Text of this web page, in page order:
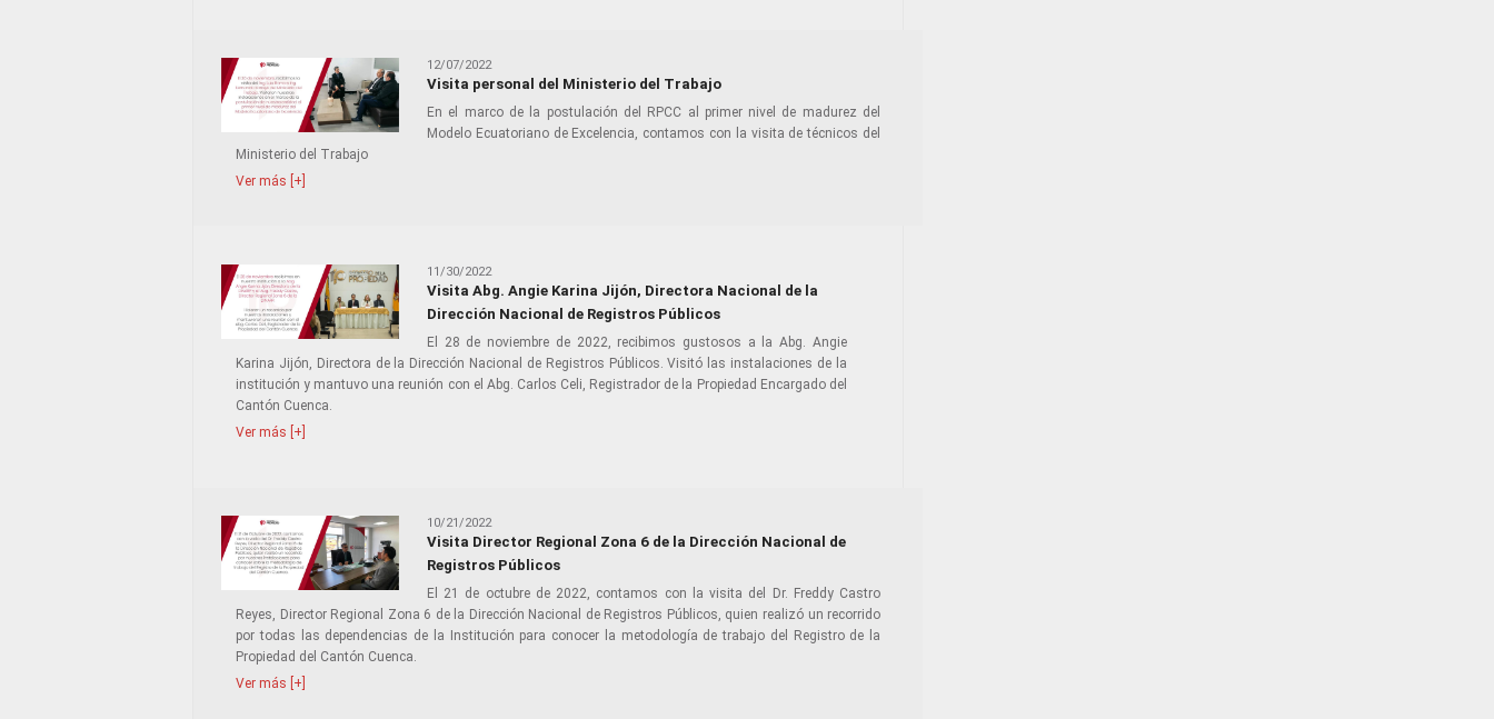
12/07/2022
Visita personal del Ministerio del Trabajo
En el marco de la postulación del RPCC al primer nivel de madurez del
Modelo Ecuatoriano de Excelencia, contamos con la visita de técnicos del
Ministerio del Trabajo
Ver más [+]
11/30/2022
Visita Abg. Angie Karina Jijón, Directora Nacional de la
Dirección Nacional de Registros Públicos
El 28 de noviembre de 2022, recibimos gustosos a la Abg. Angie
Karina Jijón, Directora de la Dirección Nacional de Registros Públicos. Visitó las instalaciones de la
institución y mantuvo una reunión con el Abg. Carlos Celi, Registrador de la Propiedad Encargado del
Cantón Cuenca.
Ver más [+]
10/21/2022
Visita Director Regional Zona 6 de la Dirección Nacional de
Registros Públicos
El 21 de octubre de 2022, contamos con la visita del Dr. Freddy Castro
Reyes, Director Regional Zona 6 de la Dirección Nacional de Registros Públicos, quien realizó un recorrido
por todas las dependencias de la Institución para conocer la metodología de trabajo del Registro de la
Propiedad del Cantón Cuenca.
Ver más [+]